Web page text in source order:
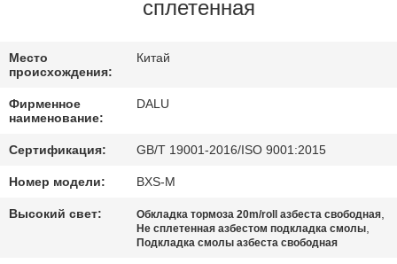
СВЯЖИТЕСЬ
МЫ
СПРОСИТЕ
ЦИТАТУ
сплетенная
Место
происхождения:
Китай
Фирменное
наименование:
DALU
Сертификация: GB/T 19001-2016/ISO 9001:2015
Номер модели: BXS-M
Высокий свет: Обкладка тормоза 20m/roll азбеста свободная,
Не сплетенная азбестом подкладка смолы,
Подкладка смолы азбеста свободная